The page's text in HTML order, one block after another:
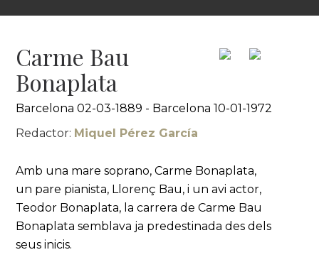
Carme Bau
Bonaplata
Barcelona 02-03-1889 - Barcelona 10-01-1972
Redactor: Miquel Pérez García
Amb una mare soprano, Carme Bonaplata,
un pare pianista, Llorenç Bau, i un avi actor,
Teodor Bonaplata, la carrera de Carme Bau
Bonaplata semblava ja predestinada des dels
seus inicis.